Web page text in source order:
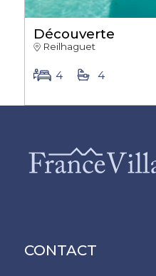
Découverte
Reilhaguet
4 4
CONTACT